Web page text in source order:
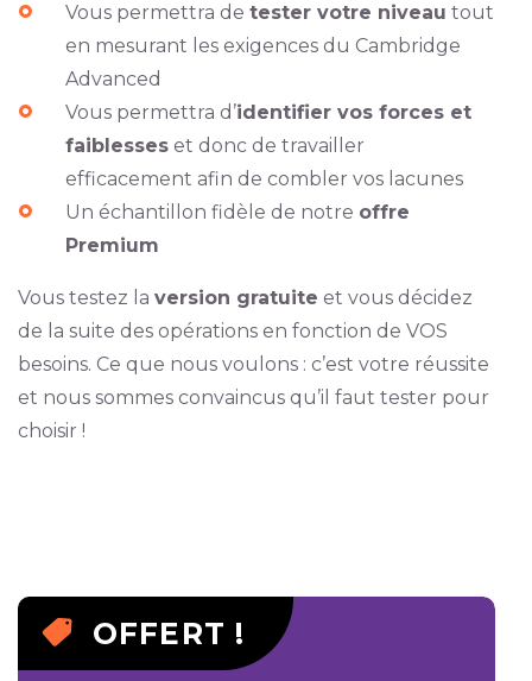
Vous permettra de tester votre niveau tout
en mesurant les exigences du Cambridge
Advanced
Vous permettra d’identifier vos forces et
faiblesseset donc de travailler
efficacement afin de combler vos lacunes
Un échantillon fidèle de notre offre
Premium
Vous testez la version gratuite et vous décidez
de la suite des opérations en fonction de VOS
besoins. Ce que nous voulons : c’est votre réussite
et nous sommes convaincus qu’il faut tester pour
choisir !
OFFERT !